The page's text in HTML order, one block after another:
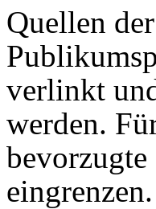
Quellen
verlinkt
werden.
bevorzugte
eingrenzen.